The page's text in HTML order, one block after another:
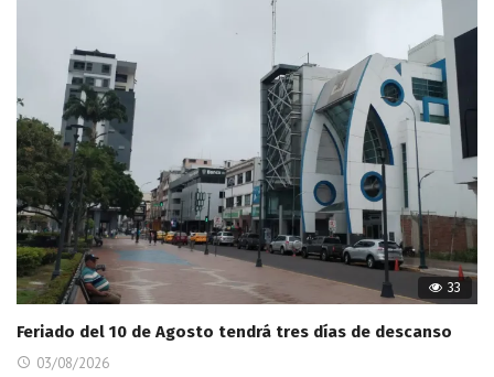
33
Feriado del 10 de Agosto tendrá tres días de descanso
03/08/2026